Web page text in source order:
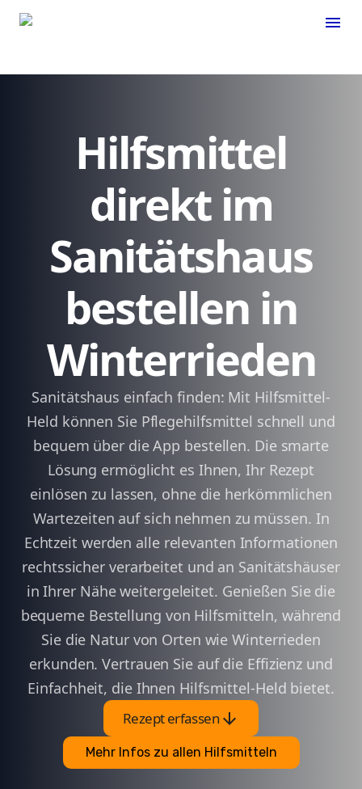
menu
Hilfsmittel
direkt im
Sanitätshaus
bestellen in
Winterrieden
Sanitätshaus einfach finden: Mit Hilfsmittel-
Held können Sie Pflegehilfsmittel schnell und
bequem über die App bestellen. Die smarte
Lösung ermöglicht es Ihnen, Ihr Rezept
einlösen zu lassen, ohne die herkömmlichen
Wartezeiten auf sich nehmen zu müssen. In
Echtzeit werden alle relevanten Informationen
rechtssicher verarbeitet und an Sanitätshäuser
in Ihrer Nähe weitergeleitet. Genießen Sie die
bequeme Bestellung von Hilfsmitteln, während
Sie die Natur von Orten wie Winterrieden
erkunden. Vertrauen Sie auf die Effizienz und
Einfachheit, die Ihnen Hilfsmittel-Held bietet.
Rezept erfassenarrow_downward
Mehr Infos zu allen Hilfsmitteln